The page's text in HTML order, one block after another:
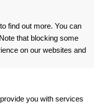
find out more. You can
that blocking some
on our websites and
you with services